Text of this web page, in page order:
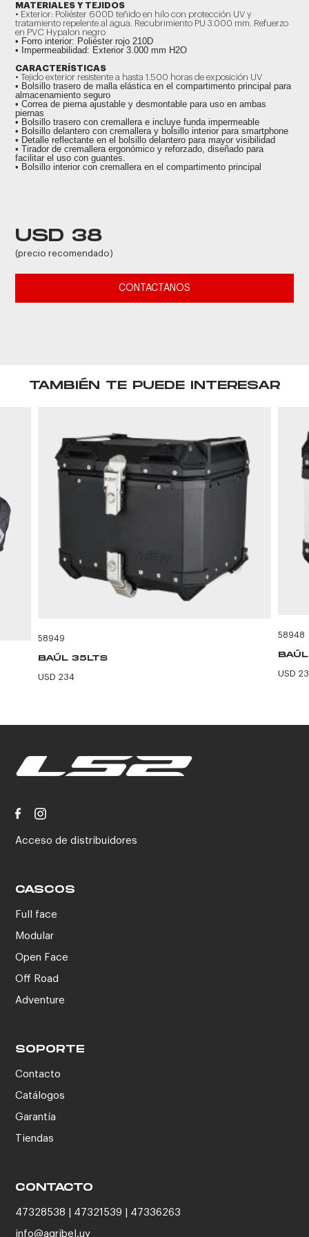
MATERIALES Y TEJIDOS
• Exterior: Poliéster 600D teñido en hilo con protección UV y
tratamiento repelente al agua. Recubrimiento PU 3.000 mm. Refuerzo
en PVC Hypalon negro
• Forro interior: Poliéster rojo 210D
• Impermeabilidad: Exterior 3.000 mm H2O
CARACTERÍSTICAS
• Tejido exterior resistente a hasta 1.500 horas de exposición UV
• Bolsillo trasero de malla elástica en el compartimento principal para
almacenamiento seguro
• Correa de pierna ajustable y desmontable para uso en ambas
piernas
• Bolsillo trasero con cremallera e incluye funda impermeable
• Bolsillo delantero con cremallera y bolsillo interior para smartphone
• Detalle reflectante en el bolsillo delantero para mayor visibilidad
• Tirador de cremallera ergonómico y reforzado, diseñado para
facilitar el uso con guantes.
• Bolsillo interior con cremallera en el compartimento principal
USD 38
(precio recomendado)
CONTACTANOS
TAMBIÉN TE PUEDE INTERESAR
58949
BAÚL 35LTS
USD 234
58948
USD
Acceso de distribuidores
CASCOS
Full face
Modular
Open Face
Off Road
Adventure
SOPORTE
Contacto
Catálogos
Garantía
Tiendas
CONTACTO
47328538 | 47321539 | 47336263
info@agribel.uy